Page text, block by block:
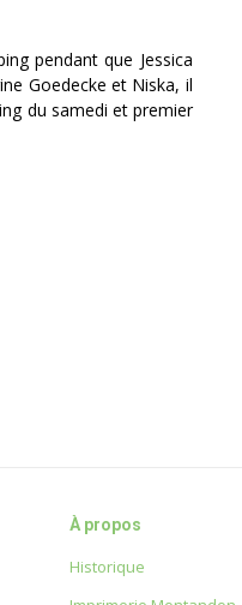
pendant que Jessica
Goedecke et Niska, il
du samedi et premier
À propos
Historique